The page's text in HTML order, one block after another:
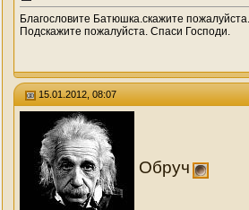
Благословите Батюшка.скажите
Подскажите пожалуйста. Спаси Господи.
15.01.2012, 08:07
Обруч